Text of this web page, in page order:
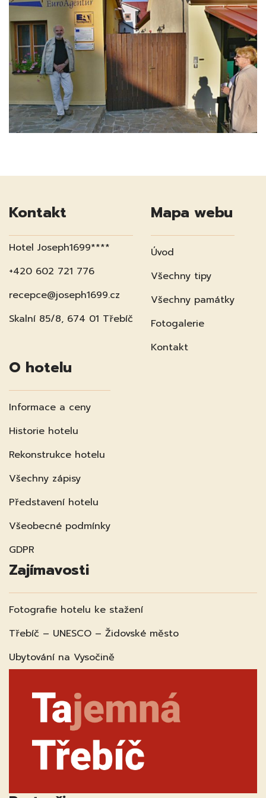
Kontakt
Hotel Joseph1699****
+420 602 721 776
recepce@joseph1699.cz
Skalní 85/8, 674 01 Třebíč
Mapa webu
Úvod
Všechny tipy
Všechny památky
Fotogalerie
Kontakt
O hotelu
Informace a ceny
Historie hotelu
Rekonstrukce hotelu
Všechny zápisy
Představení hotelu
Všeobecné podmínky
GDPR
Zajímavosti
Fotografie hotelu ke stažení
Třebíč – UNESCO – Židovské město
Ubytování na Vysočině